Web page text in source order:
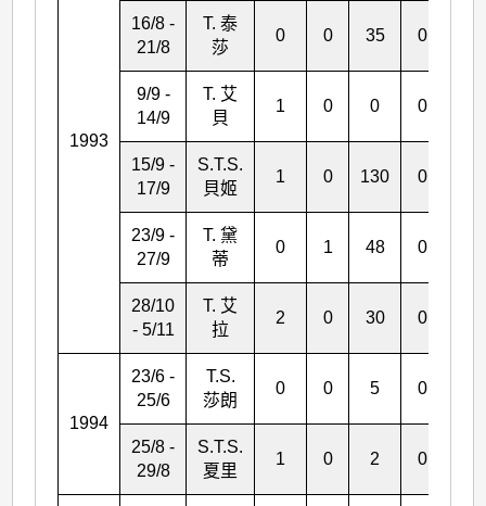
1993
16/8 -
21/8
T. 泰
莎
0 0 35 0
9/9 -
14/9
T. 艾
貝
1 0 0 0
15/9 -
17/9
S.T.S.
貝姬
1 0 130 0
23/9 -
27/9
T. 黛
蒂
0 1 48 0
28/10
- 5/11
T. 艾
拉
2 0 30 0
1994
23/6 -
25/6
T.S.
莎朗
0 0 5 0
25/8 -
29/8
S.T.S.
夏里
1 0 2 0